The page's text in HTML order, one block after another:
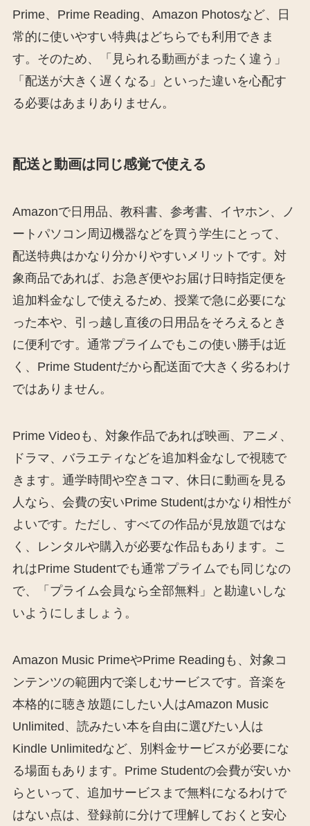
Prime、Prime Reading、Amazon Photosなど、日
常的に使いやすい特典はどちらでも利用できま
す。そのため、「見られる動画がまったく違う」
「配送が大きく遅くなる」といった違いを心配す
る必要はあまりありません。
配送と動画は同じ感覚で使える
Amazonで日用品、教科書、参考書、イヤホン、ノ
ートパソコン周辺機器などを買う学生にとって、
配送特典はかなり分かりやすいメリットです。対
象商品であれば、お急ぎ便やお届け日時指定便を
追加料金なしで使えるため、授業で急に必要にな
った本や、引っ越し直後の日用品をそろえるとき
に便利です。通常プライムでもこの使い勝手は近
く、Prime Studentだから配送面で大きく劣るわけ
ではありません。
Prime Videoも、対象作品であれば映画、アニメ、
ドラマ、バラエティなどを追加料金なしで視聴で
きます。通学時間や空きコマ、休日に動画を見る
人なら、会費の安いPrime Studentはかなり相性が
よいです。ただし、すべての作品が見放題ではな
く、レンタルや購入が必要な作品もあります。こ
れはPrime Studentでも通常プライムでも同じなの
で、「プライム会員なら全部無料」と勘違いしな
いようにしましょう。
Amazon Music PrimeやPrime Readingも、対象コ
ンテンツの範囲内で楽しむサービスです。音楽を
本格的に聴き放題にしたい人はAmazon Music
Unlimited、読みたい本を自由に選びたい人は
Kindle Unlimitedなど、別料金サービスが必要にな
る場面もあります。Prime Studentの会費が安いか
らといって、追加サービスまで無料になるわけで
はない点は、登録前に分けて理解しておくと安心